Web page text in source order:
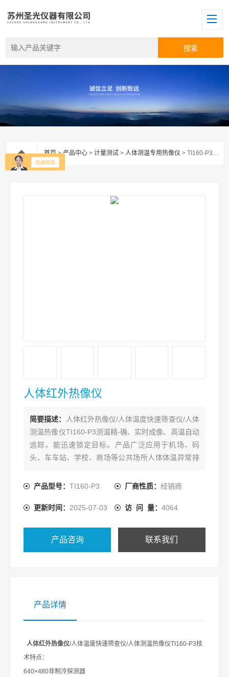
首页>产品中心 >计量测试 >人体测温专用热像仪 > TI160-P3人体红外热像仪
人体红外热像仪
简要描述：
人体红外热像仪/人体温度快速筛查仪/人体
测温热像仪TI160-P3测温精-确、实时成像、高温自动
追踪，能迅速锁定目标。产品广泛应用于机场、码
头、⻋车站、学校、商场等公共场所人体体温异常排
产品型号：TI160-P3 厂商性质： 经销商
更新时间： 2025-07-03 访 问 量： 4064
产品咨询 联系我们
产品详情
人体红外热像仪/人体温度快速筛查仪/人体测温热像仪TI160-P3技
术特点：
640×480非制冷探测器